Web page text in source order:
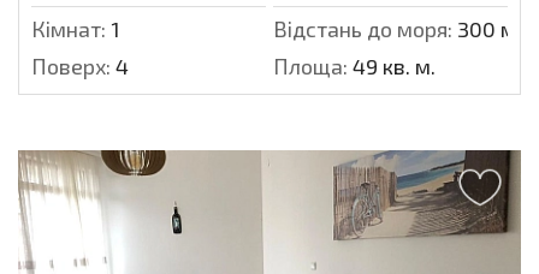
Кімнат: 1 Відстань до моря: 300 м.
Поверх: 4 Площа: 49 кв. м.